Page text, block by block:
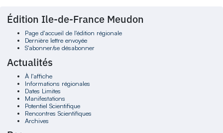
Édition Ile-de-France Meudon
Page d'accueil de l'édition régionale
Dernière lettre envoyée
S'abonner/se désabonner
Actualités
À l'affiche
Informations régionales
Dates Limites
Manifestations
Potentiel Scientifique
Rencontres Scientifiques
Archives